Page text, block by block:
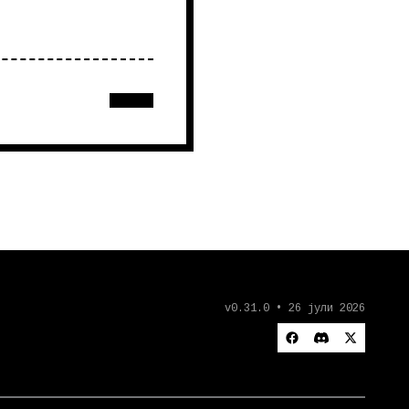
v0.31.0 • 26 јули 2026